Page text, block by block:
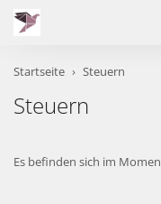
Startseite Steuern
Steuern
Es befinden sich im